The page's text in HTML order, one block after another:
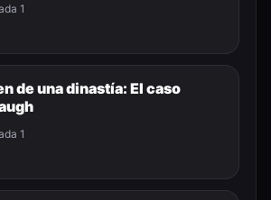
1
de una dinastía: El caso
1